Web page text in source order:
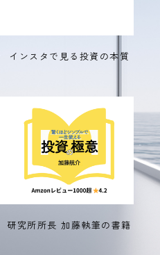
インスタで見る投資の本質
研究所所長 加藤執筆の書籍